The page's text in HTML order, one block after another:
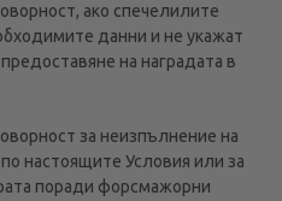
ако спечелилите
данни и не укажат
на наградата в
за неизпълнение на
настоящите Условия или за
поради форсмажорни